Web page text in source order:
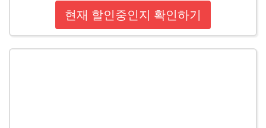
현재 할인중인지 확인하기